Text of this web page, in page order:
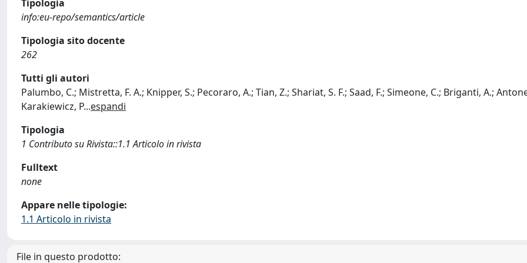
Tipologia
info:eu-repo/semantics/article
Tipologia sito docente
262
Tutti gli autori
Palumbo, C.; Mistretta, F. A.; Knipper, S.; Pecoraro, A.; Tian, Z.; Shariat, S. F.; Saad, F.; Simeone, C.; Briganti, A.;
Karakiewicz, P...espandi
Tipologia
1 Contributo su Rivista::1.1 Articolo in rivista
Fulltext
none
Appare nelle tipologie:
1.1 Articolo in rivista
File in questo prodotto: